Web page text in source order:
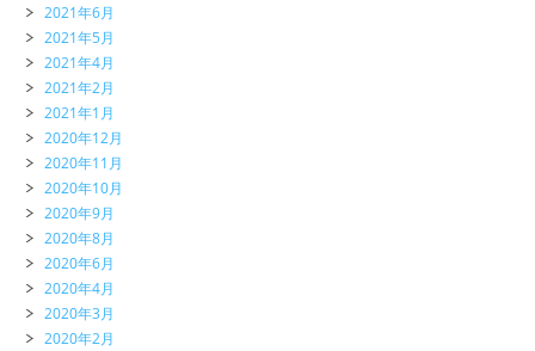
2021年6月
2021年5月
2021年4月
2021年2月
2021年1月
2020年12月
2020年11月
2020年10月
2020年9月
2020年8月
2020年6月
2020年4月
2020年3月
2020年2月